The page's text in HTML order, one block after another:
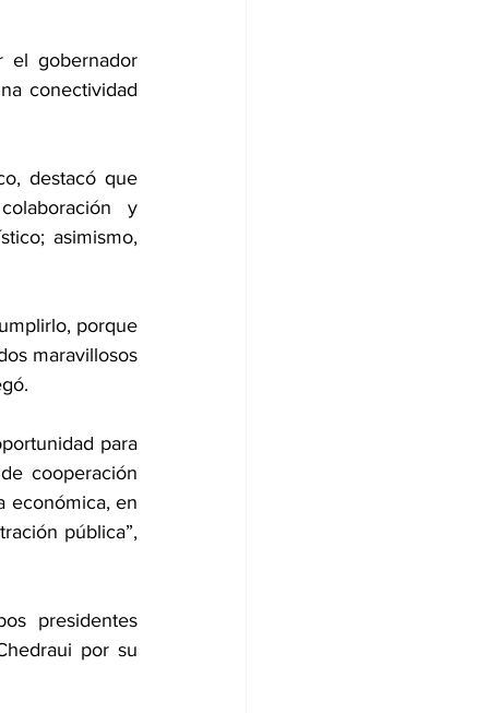
el gobernador
conectividad
destacó que
y
asimismo,
porque
maravillosos
para
cooperación
económica, en
pública”,
presidentes
por su